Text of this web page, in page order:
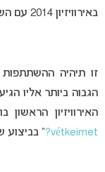
באירוויזיון 2014 עם השיר “
האירוויזיון
vétkeimet? ” בביצוע